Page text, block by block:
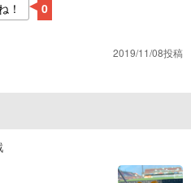
！ 0
2019/11/08投稿